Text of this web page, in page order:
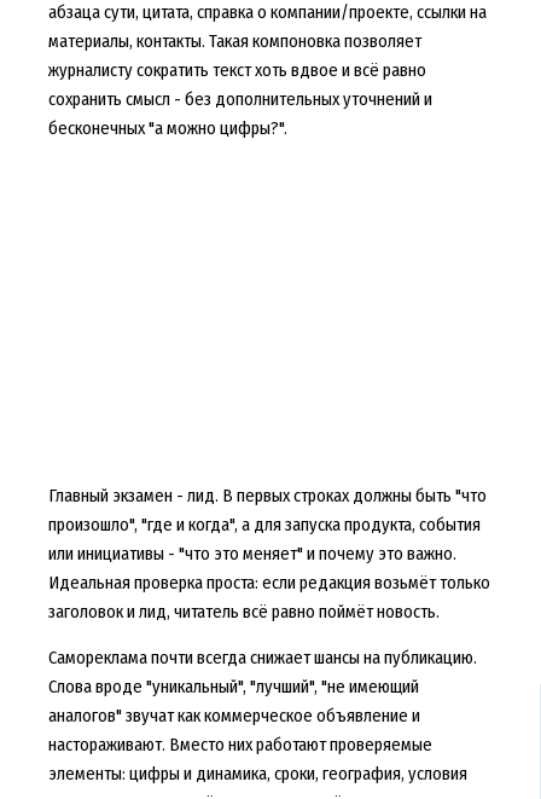
абзаца сути, цитата, справка о компании/проекте, ссылки на
материалы, контакты. Такая компоновка позволяет
журналисту сократить текст хоть вдвое и всё равно
сохранить смысл - без дополнительных уточнений и
бесконечных "а можно цифры?".
Главный экзамен - лид. В первых строках должны быть "что
произошло", "где и когда", а для запуска продукта, события
или инициативы - "что это меняет" и почему это важно.
Идеальная проверка проста: если редакция возьмёт только
заголовок и лид, читатель всё равно поймёт новость.
Самореклама почти всегда снижает шансы на публикацию.
Слова вроде "уникальный", "лучший", "не имеющий
аналогов" звучат как коммерческое объявление и
настораживают. Вместо них работают проверяемые
элементы: цифры и динамика, сроки, география, условия